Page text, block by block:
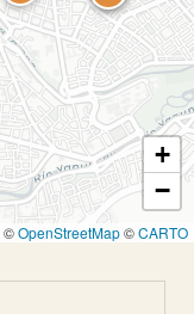
+
−
©OpenStreetMap©CARTO